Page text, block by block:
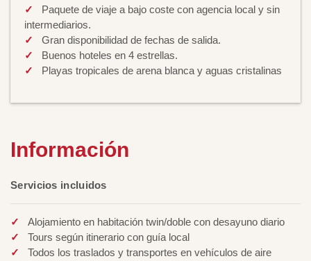
Paquete de viaje a bajo coste con agencia local y sin
intermediarios.
Gran disponibilidad de fechas de salida.
Buenos hoteles en 4 estrellas.
Playas tropicales de arena blanca y aguas cristalinas
Información
Servicios incluidos
Alojamiento en habitación twin/doble con desayuno diario
Tours según itinerario con guía local
Todos los traslados y transportes en vehículos de aire